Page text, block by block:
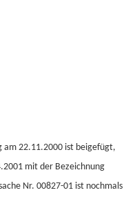
am 22.11.2000 ist beigefügt,
mit der Bezeichnung
Nr. 00827-01 ist nochmals